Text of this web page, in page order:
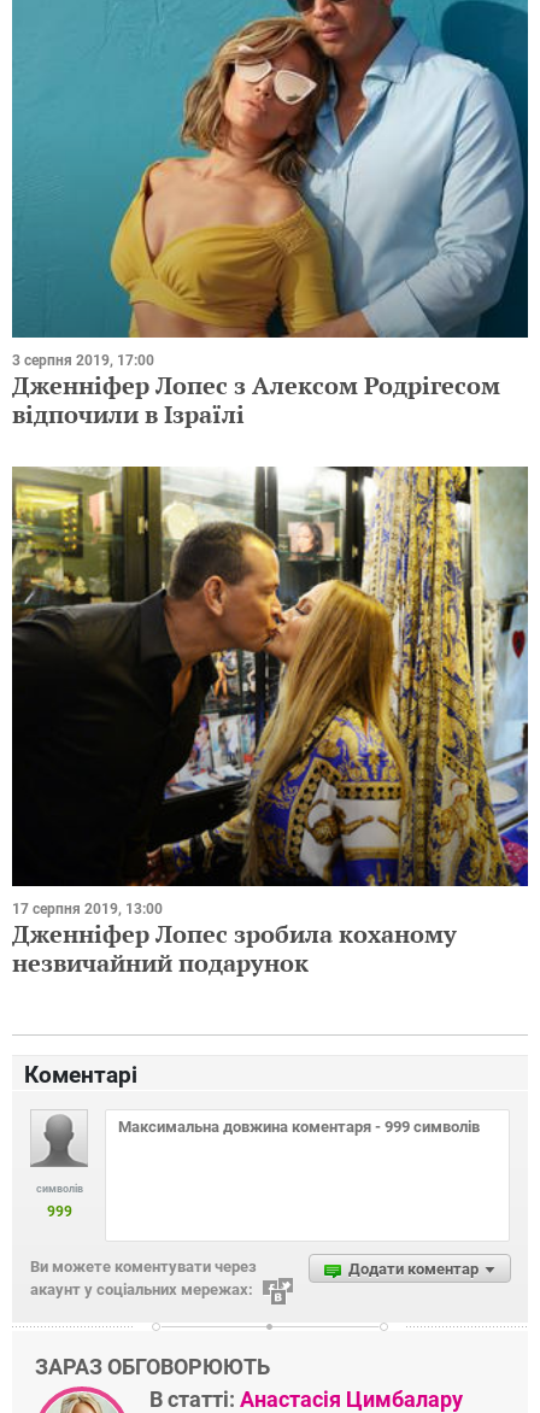
3 серпня 2019, 17:00
Дженніфер Лопес з Алексом Родрігесом
відпочили в Ізраїлі
17 серпня 2019, 13:00
Дженніфер Лопес зробила коханому
незвичайний подарунок
Коментарі
символів
999
Додати коментар
Ви можете коментувати через
акаунт у соціальних мережах:
ЗАРАЗ ОБГОВОРЮЮТЬ
В статті: Анастасія Цимбалару